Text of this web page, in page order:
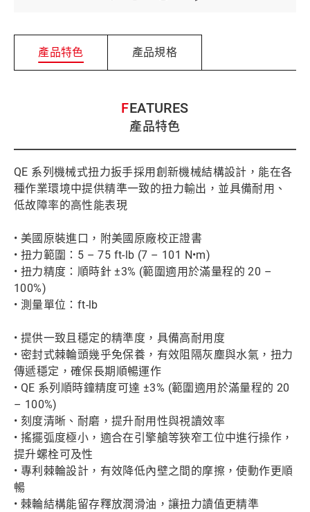
產品特色 產品規格
FEATURES
產品特色
QE 系列機械式扭力扳手採用創新機械結構設計，能在各
種作業環境中提供精準一致的扭力輸出，並具備耐用、
低故障率的高性能表現
• 美國原裝進口，附美國原廠校正證書
• 扭力範圍：5 – 75 ft-lb (7 – 101 N•m)
• 扭力精度：順時針 ±3% (範圍適用於滿量程的 20 –
100%)
• 測量單位：ft-lb
• 提供一致且穩定的精準度，具備高耐用度
• 密封式棘輪頭幾乎免保養，有效阻隔灰塵與水氣，扭力
傳遞穩定，確保長期順暢運作
• QE 系列順時鐘精度可達 ±3% (範圍適用於滿量程的 20
– 100%)
• 刻度清晰、耐磨，提升耐用性與視讀效率
• 搖擺弧度極小，適合在引擎艙等狹窄工位中進行操作，
提升螺栓可及性
• 專利棘輪設計，有效降低內壁之間的摩擦，使動作更順
暢
• 棘輪結構能留存釋放潤滑油，讓扭力讀值更精準